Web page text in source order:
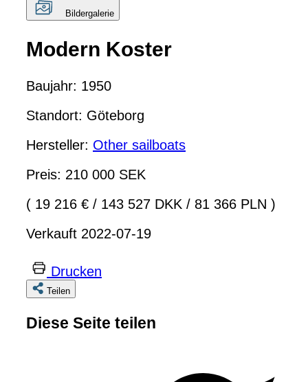
Bildergalerie
Modern Koster
Baujahr: 1950
Standort: Göteborg
Hersteller: Other sailboats
Preis: 210 000 SEK
( 19 216 € / 143 527 DKK / 81 366 PLN )
Verkauft 2022-07-19
Drucken
Teilen
Diese Seite teilen